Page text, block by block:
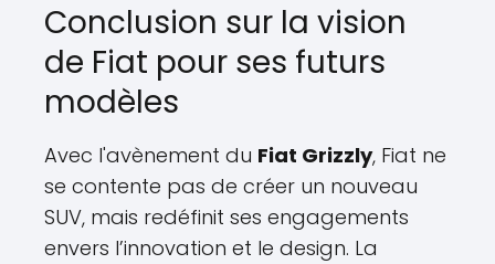
Conclusion sur la vision
de Fiat pour ses futurs
modèles
Avec l'avènement du Fiat Grizzly, Fiat ne
se contente pas de créer un nouveau
SUV, mais redéfinit ses engagements
envers l’innovation et le design. La